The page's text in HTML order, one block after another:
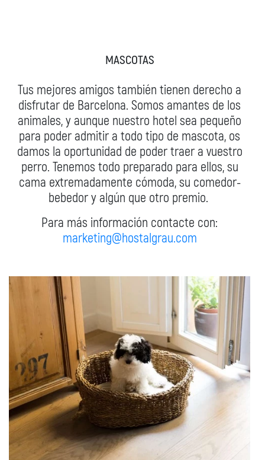
MASCOTAS
Tus mejores amigos también tienen derecho a
disfrutar de Barcelona. Somos amantes de los
animales, y aunque nuestro hotel sea pequeño
para poder admitir a todo tipo de mascota, os
damos la oportunidad de poder traer a vuestro
perro. Tenemos todo preparado para ellos, su
cama extremadamente cómoda, su comedor-
bebedor y algún que otro premio.
Para más información contacte con:
marketing@hostalgrau.com